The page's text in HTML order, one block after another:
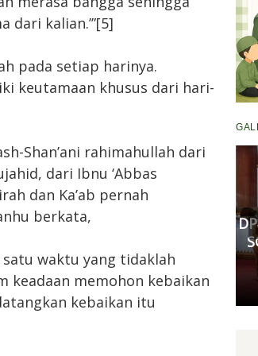
dari kalian.’”[5]
pada setiap harinya.
keutamaan khusus dari hari-
Shan’ani rahimahullah dari
dari Ibnu ‘Abbas
dan Ka’ab pernah
berkata,
satu waktu yang tidaklah
keadaan memohon kebaikan
kebaikan itu
Komisi III DPRD Pekanbaru
Fasilitasi Mediasi Dugaan
Kekerasan Murid di SDN 181,
Damai
Senin, 11 Mei 2026 17:53 WIB